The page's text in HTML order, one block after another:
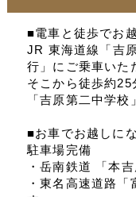
■電車と徒歩でお
JR 東海道線「吉
行」にご乗車いた
そこから徒歩約25
「吉原第二中学校
■お車でお越しに
駐車場完備
・岳南鉄道 「本
・東名高速道路